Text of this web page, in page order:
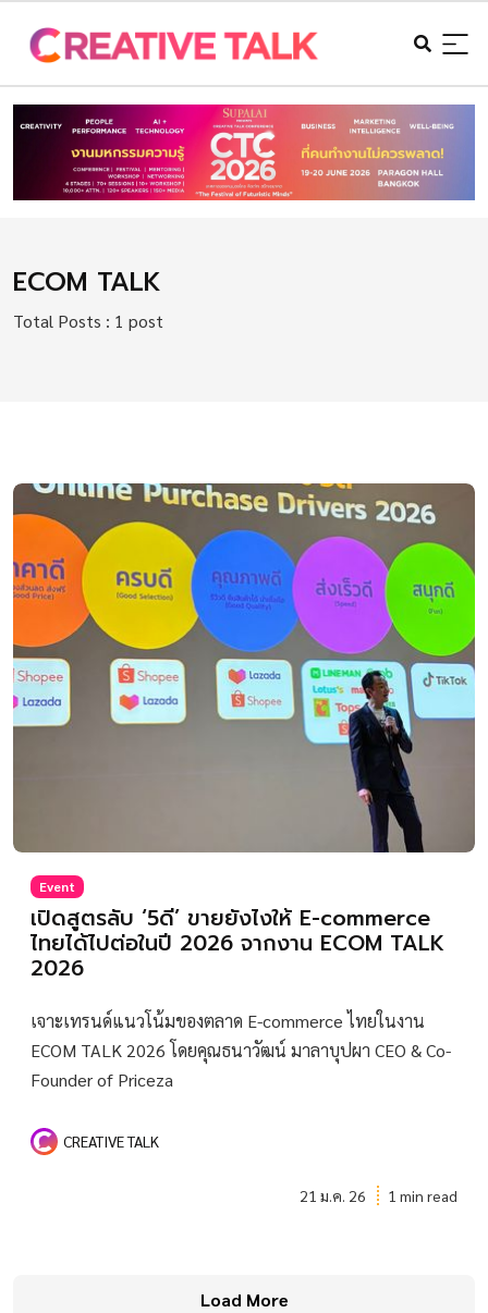
ECOM TALK
Total Posts : 1 post
Event
เปิดสูตรลับ ‘5ดี’ ขายยังไงให้ E-commerce
ไทยได้ไปต่อในปี 2026 จากงาน ECOM TALK
2026
เจาะเทรนด์แนวโน้มของตลาด E-commerce ไทยในงาน
ECOM TALK 2026 โดยคุณธนาวัฒน์ มาลาบุปผา CEO & Co-
Founder of Priceza
CREATIVE TALK
21 ม.ค. 26 1 min read
Load More